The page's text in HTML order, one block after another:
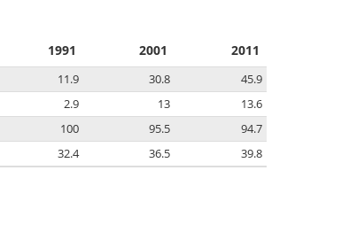
1991 2001 2011
11.9 30.8
45.9
2.9 13
13.6
100 95.5
94.7
32.4 36.5 39.8